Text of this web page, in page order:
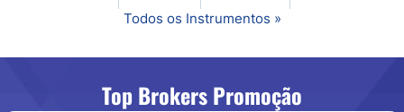
Todos os Instrumentos »
Top Brokers Promoção